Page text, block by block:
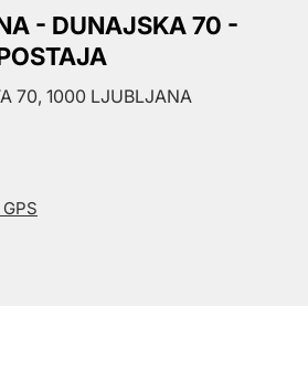
- DUNAJSKA 70 -
70, 1000 LJUBLJANA